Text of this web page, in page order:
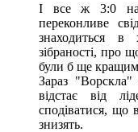
І все ж 3:0 на
переконливе
знаходиться
зібраності, про
були б ще
Зараз "Ворскла"
відстає від
сподіватися, що
знизять.